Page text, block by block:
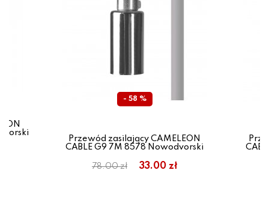
- 58 %
Przewód zasilający CAMELEON
CABLE G9 7M 8578 Nowodvorski
78.00 zł 33.00 zł